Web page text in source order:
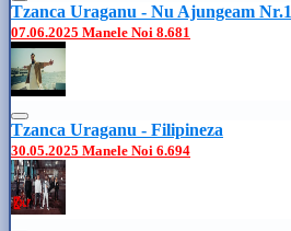
Tzanca Uraganu - Nu Ajungeam Nr.1
07.06.2025 Manele Noi 8.681
Tzanca Uraganu - Filipineza
30.05.2025 Manele Noi 6.694